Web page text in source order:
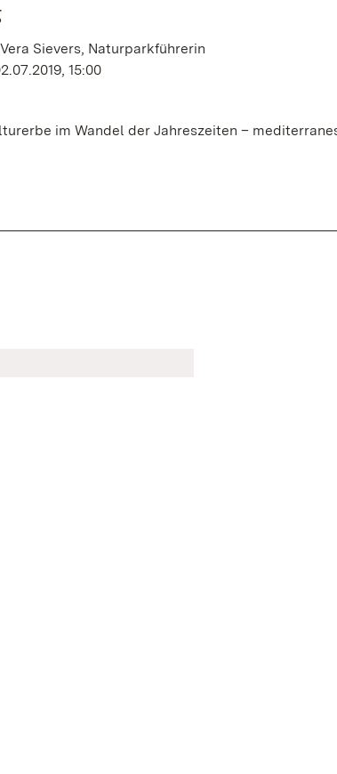
Sievers, Naturparkführerin
15:00
im Wandel der Jahreszeiten –